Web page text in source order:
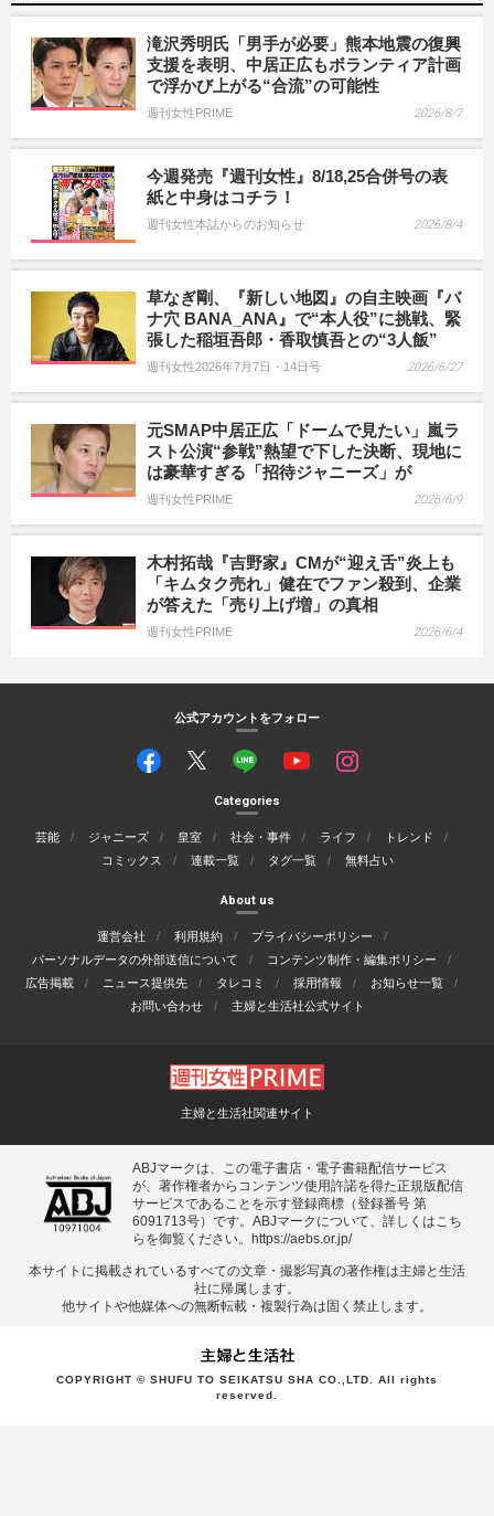
滝沢秀明氏「男手が必要」熊本地震の復興
支援を表明、中居正広もボランティア計画
で浮かび上がる“合流”の可能性
週刊女性PRIME 2026/8/7
今週発売『週刊女性』8/18,25合併号の表
紙と中身はコチラ！
週刊女性本誌からのお知らせ 2026/8/4
草なぎ剛、『新しい地図』の自主映画『バ
ナ穴 BANA_ANA』で“本人役”に挑戦、緊
張した稲垣吾郎・香取慎吾との“3人飯”
週刊女性2026年7月7日・14日号 2026/6/27
元SMAP中居正広「ドームで見たい」嵐ラ
スト公演“参戦”熱望で下した決断、現地に
は豪華すぎる「招待ジャニーズ」が
週刊女性PRIME 2026/6/9
木村拓哉『吉野家』CMが“迎え舌”炎上も
「キムタク売れ」健在でファン殺到、企業
が答えた「売り上げ増」の真相
週刊女性PRIME 2026/6/4
公式アカウントをフォロー
Categories
芸能 ジャニーズ 皇室 社会・事件 ライフ
トレンド
コミックス
連載一覧 タグ一覧 無料占い
About us
運営会社 利用規約
プライバシーポリシー
パーソナルデータの外部送信について
コンテンツ制作・編集ポリシー
広告掲載
ニュース提供先 タレコミ 採用情報
お知らせ一覧
お問い合わせ
主婦と生活社公式サイト
主婦と生活社関連サイト
ABJマークは、この電子書店・電子書籍配信サービス
が、著作権者からコンテンツ使用許諾を得た正規版配信
サービスであることを示す登録商標（登録番号 第
6091713号）です。ABJマークについて、詳しくはこち
らを御覧ください。
https://aebs.or.jp/
本サイトに掲載されているすべての⽂章・撮影写真の著作権は主婦と⽣活
社に帰属します。
他サイトや他媒体への無断転載・複製⾏為は固く禁⽌します。
COPYRIGHT © SHUFU TO SEIKATSU SHA CO.,LTD. All rights
reserved.